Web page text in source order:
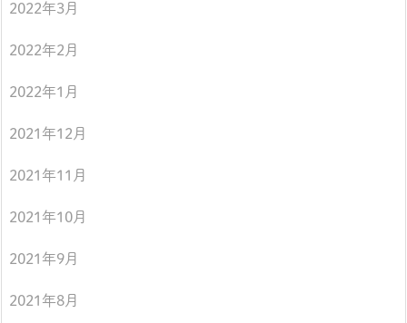
2022年3月
2022年2月
2022年1月
2021年12月
2021年11月
2021年10月
2021年9月
2021年8月